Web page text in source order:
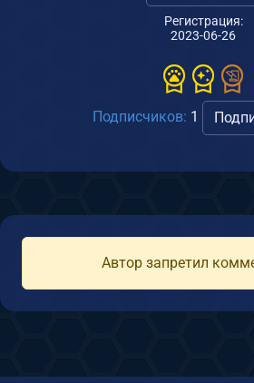
Регистрация:
2023-06-26
Подписчиков: 1
Автор запретил